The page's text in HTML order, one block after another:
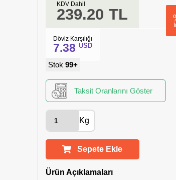
239.20 TL
KDV Dahil
Döviz Karşılığı
7.38 USD
Stok 99+
Taksit Oranlarını Göster
Kg
Sepete Ekle
Ürün Açıklamaları